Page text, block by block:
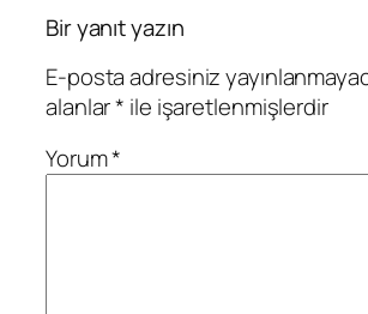
Bir yanıt yazın
E-posta adresiniz
alanlar* ile işaretlenmişlerdir
Yorum*